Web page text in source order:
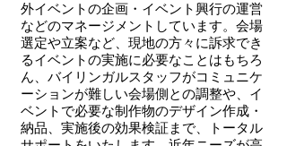
外イベントの企画・イベント興行の運営
などのマネージメントしています。会場
選定や立案など、現地の方々に訴求でき
るイベントの実施に必要なことはもちろ
ん、バイリンガルスタッフがコミュニケ
ーションが難しい会場側との調整や、イ
ベントで必要な制作物のデザイン作成・
納品、実施後の効果検証まで、トータル